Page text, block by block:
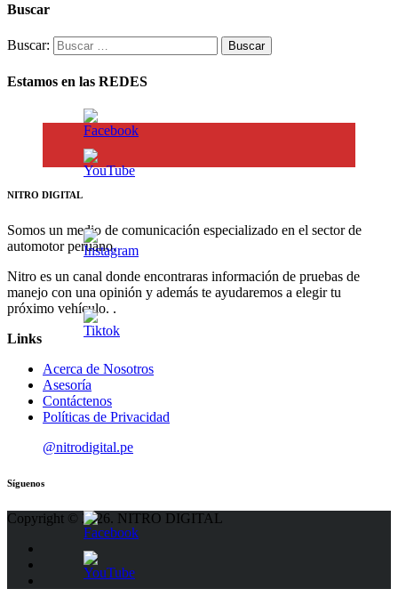
Buscar
Buscar:
Estamos en las REDES
NITRO DIGITAL
Somos un medio de comunicación especializado en el sector de
automotor peruano.
Nitro es un canal donde encontraras información de pruebas de
manejo con una opinión y además te ayudaremos a elegir tu
próximo vehículo. .
Links
Acerca de Nosotros
Asesoría
Contáctenos
Políticas de Privacidad
@nitrodigital.pe
Síguenos
Copyright © 2026. NITRO DIGITAL